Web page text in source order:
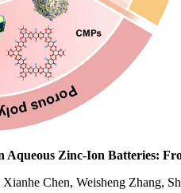
Zinc-Ion Batteries:
Chen, Weisheng Zhang,